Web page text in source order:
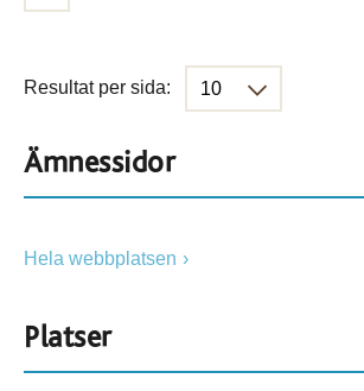
Resultat per sida:
Ämnessidor
Hela webbplatsen
Platser